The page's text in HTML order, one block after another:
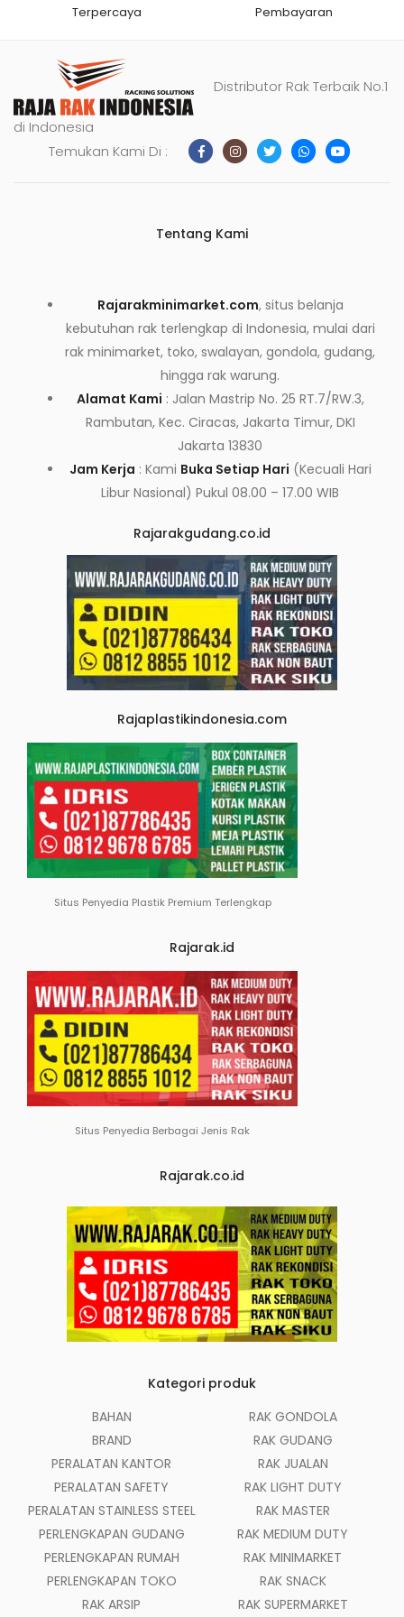
Terpercaya
Pembayaran
Distributor Rak Terbaik No.1
di Indonesia
Temukan Kami Di :
Tentang Kami
Rajarakminimarket.com, situs belanja
kebutuhan rak terlengkap di Indonesia, mulai dari
rak minimarket, toko, swalayan, gondola, gudang,
hingga rak warung.
Alamat Kami : Jalan Mastrip No. 25 RT.7/RW.3,
Rambutan, Kec. Ciracas, Jakarta Timur, DKI
Jakarta 13830
Jam Kerja : Kami Buka Setiap Hari (Kecuali Hari
Libur Nasional) Pukul 08.00 – 17.00 WIB
Rajarakgudang.co.id
Rajaplastikindonesia.com
Situs Penyedia Plastik Premium Terlengkap
Rajarak.id
Situs Penyedia Berbagai Jenis Rak
Rajarak.co.id
Kategori produk
BAHAN
BRAND
PERALATAN KANTOR
PERALATAN SAFETY
PERALATAN STAINLESS STEEL
PERLENGKAPAN GUDANG
PERLENGKAPAN RUMAH
PERLENGKAPAN TOKO
RAK ARSIP
RAK GONDOLA
RAK GUDANG
RAK JUALAN
RAK LIGHT DUTY
RAK MASTER
RAK MEDIUM DUTY
RAK MINIMARKET
RAK SNACK
RAK SUPERMARKET